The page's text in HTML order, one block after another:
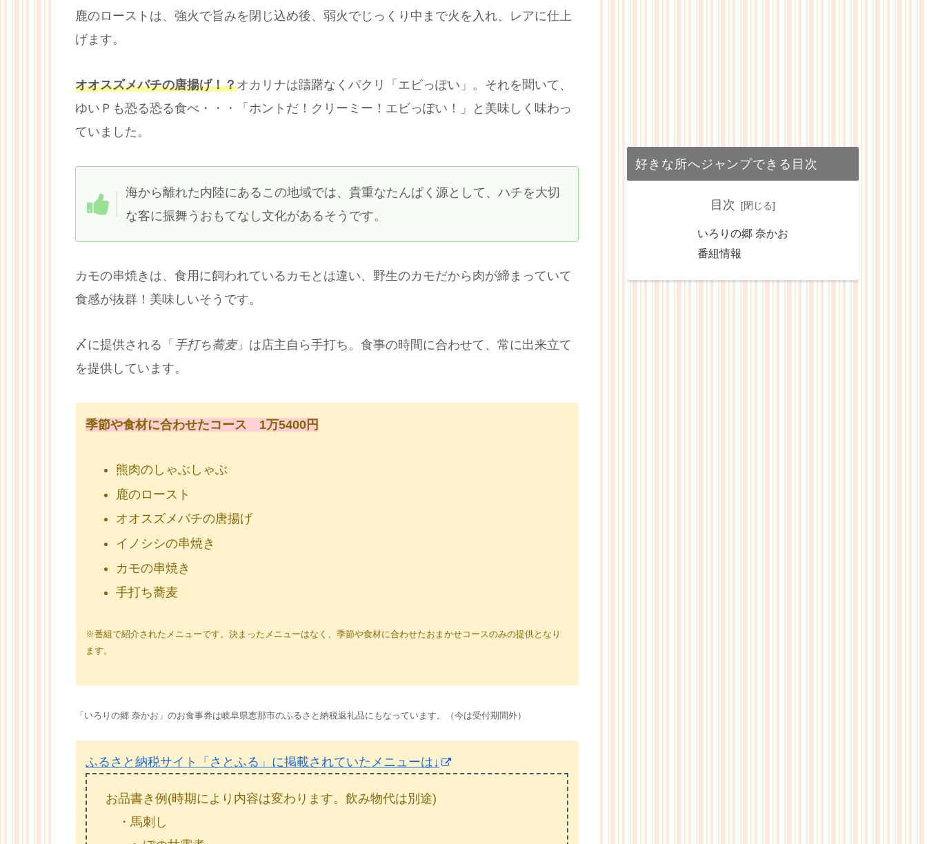
鹿のローストは、強火で旨みを閉じ込め後、弱火でじっくり中まで火を入れ、レアに仕上
げます。
オオスズメバチの唐揚げ！？オカリナは躊躇なくパクリ「エビっぽい」。それを聞いて、
ゆいＰも恐る恐る食べ・・・「ホントだ！クリーミー！エビっぽい！」と美味しく味わっ
ていました。
海から離れた内陸にあるこの地域では、貴重なたんぱく源として、ハチを大切
な客に振舞うおもてなし文化があるそうです。
カモの串焼きは、食用に飼われているカモとは違い、野生のカモだから肉が締まっていて
食感が抜群！美味しいそうです。
〆に提供される「 手打ち蕎麦」は店主自ら手打ち。食事の時間に合わせて、常に出来立て
を提供しています。
季節や食材に合わせたコース 1万5400円
熊肉のしゃぶしゃぶ
鹿のロースト
オオスズメバチの唐揚げ
イノシシの串焼き
カモの串焼き
手打ち蕎麦
※番組で紹介されたメニューです。決まったメニューはなく、季節や食材に合わせたおまかせコースのみの提供となり
ます。
「いろりの郷 奈かお」のお食事券は岐阜県恵那市のふるさと納税返礼品にもなっています。（今は受付期間外）
ふるさと納税サイト「さとふる」に掲載されていたメニューは↓
お品書き例(時期により内容は変わります。飲み物代は別途)
・馬刺し
好きな所へジャンプできる目次
目次
いろりの郷 奈かお
番組情報